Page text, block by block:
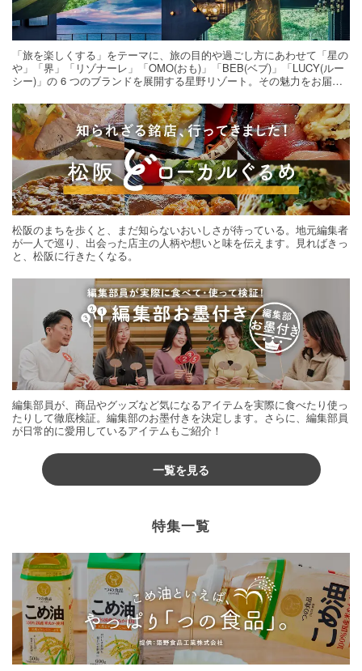
「旅を楽しくする」をテーマに、旅の目的や過ごし方にあわせて「星の
や」「界」「リゾナーレ」「OMO(おも)」「BEB(ベブ)」「LUCY(ルー
シー)」の 6 つのブランドを展開する星野リゾート。その魅力をお届け
松阪のまちを歩くと、まだ知らないおいしさが待っている。地元編集者
が一人で巡り、出会った店主の人柄や想いと味を伝えます。見ればきっ
と、松阪に行きたくなる。
編集部員が、商品やグッズなど気になるアイテムを実際に食べたり使っ
たりして徹底検証。編集部のお墨付きを決定します。さらに、編集部員
が日常的に愛用しているアイテムもご紹介！
一覧を見る
特集一覧